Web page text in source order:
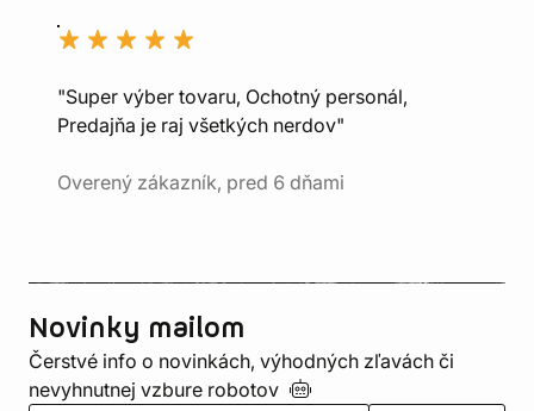
"Super výber tovaru, Ochotný personál,
Predajňa je raj všetkých nerdov"
Overený zákazník, pred 6 dňami
Novinky mailom
Čerstvé info o novinkách, výhodných zľavách či
nevyhnutnej vzbure robotov